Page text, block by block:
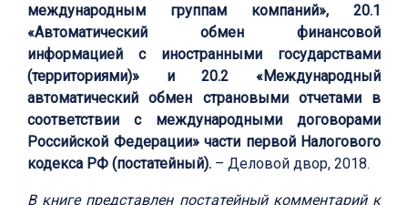
международным группам компаний», 20.1
«Автоматический обмен финансовой
информацией с иностранными государствами
(территориями)» и 20.2 «Международный
автоматический обмен страновыми отчетами в
соответствии с международными договорами
Российской Федерации» части первой Налогового
кодекса РФ (постатейный). – Деловой двор, 2018.
В книге представлен постатейный комментарий к